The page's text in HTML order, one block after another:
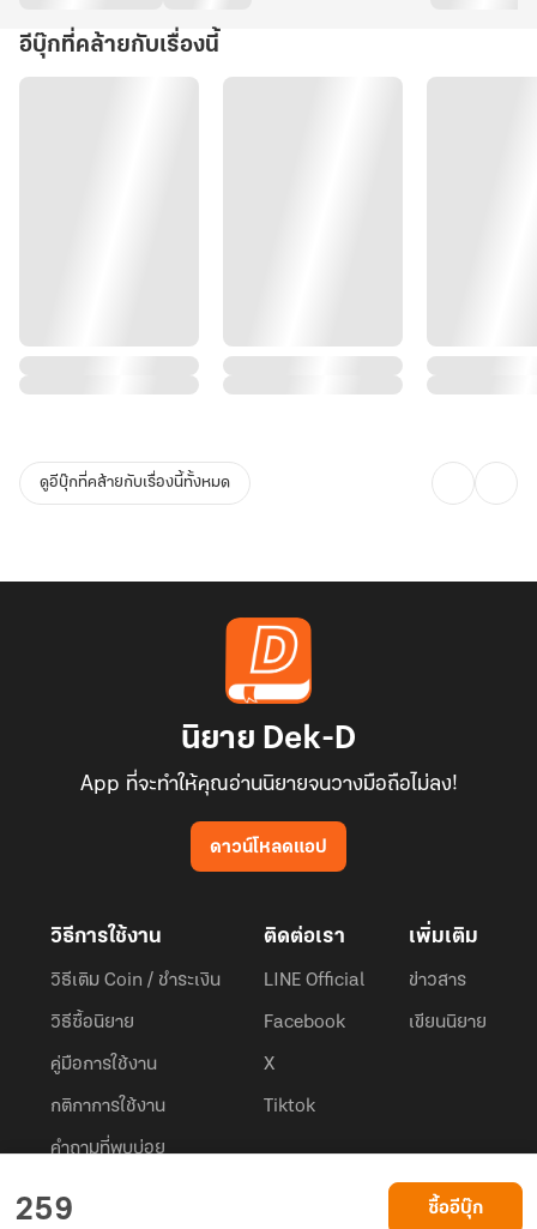
259 ซื้ออีบุ๊ก
อีบุ๊กที่คล้ายกับเรื่องนี้
ดูอีบุ๊กที่คล้ายกับเรื่องนี้ทั้งหมด
นิยาย Dek-D
App ที่จะทำให้คุณอ่านนิยายจนวางมือถือไม่ลง!
ดาวน์โหลดแอป
วิธีการใช้งาน
วิธีเติม Coin / ชำระเงิน
วิธีซื้อนิยาย
คู่มือการใช้งาน
กติกาการใช้งาน
คำถามที่พบบ่อย
ติดต่อเรา
LINE Official
Facebook
X
Tiktok
เพิ่มเติม
ข่าวสาร
เขียนนิยาย
© 2026 Privacy Policy
Dek-D.com ใช้คุกกี้เพื่อพัฒนาประสบการณ์ของ ผู้ใช้ให้ดียิ่งขึ้น
ยอมรับ